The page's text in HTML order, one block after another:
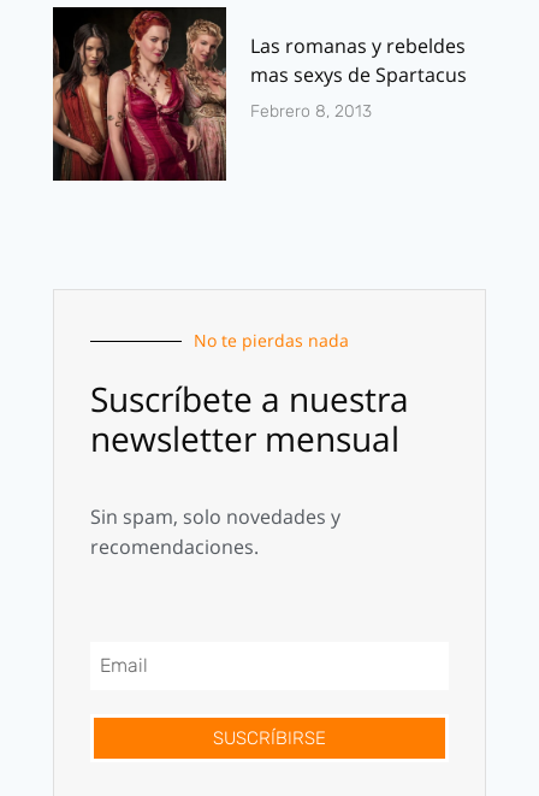
Las romanas y rebeldes
mas sexys de Spartacus
Febrero 8, 2013
No te pierdas nada
Suscríbete a nuestra
newsletter mensual
Sin spam, solo novedades y
recomendaciones.
SUSCRÍBIRSE